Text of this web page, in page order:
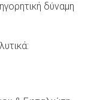
δύναμη